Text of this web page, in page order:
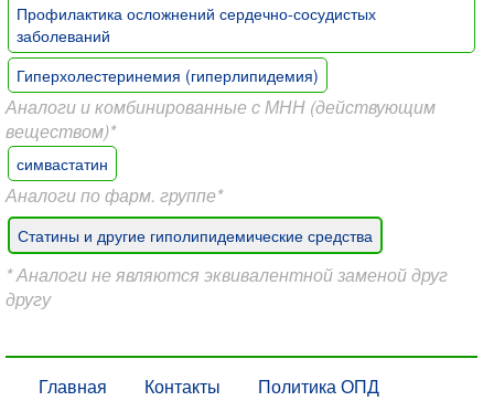
Профилактика осложнений сердечно-сосудистых
заболеваний
Гиперхолестеринемия (гиперлипидемия)
Аналоги и комбинированные с МНН (действующим
веществом)*
симвастатин
Аналоги по фарм. группе*
Статины и другие гиполипидемические средства
* Аналоги не являются эквивалентной заменой друг
другу
Главная Контакты Политика ОПД